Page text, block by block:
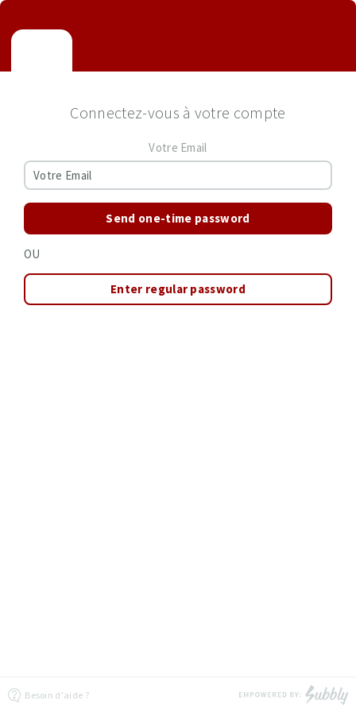
Connectez-vous à votre compte
Votre Email
Send one-time password
OU
Enter regular password
Besoin d'aide ?